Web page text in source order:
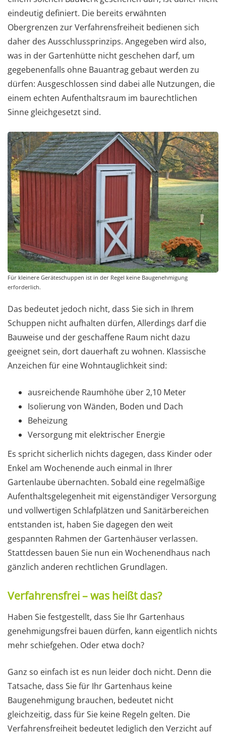
eindeutig definiert. Die bereits erwähnten
Obergrenzen zur Verfahrensfreiheit bedienen sich
daher des Ausschlussprinzips. Angegeben wird also,
was in der Gartenhütte nicht geschehen darf, um
gegebenenfalls ohne Bauantrag gebaut werden zu
dürfen: Ausgeschlossen sind dabei alle Nutzungen, die
einem echten Aufenthaltsraum im baurechtlichen
Sinne gleichgesetzt sind.
Für kleinere Geräteschuppen ist in der Regel keine Baugenehmigung
erforderlich.
Das bedeutet jedoch nicht, dass Sie sich in Ihrem
Schuppen nicht aufhalten dürfen, Allerdings darf die
Bauweise und der geschaffene Raum nicht dazu
geeignet sein, dort dauerhaft zu wohnen. Klassische
Anzeichen für eine Wohntauglichkeit sind:
ausreichende Raumhöhe über 2,10 Meter
Isolierung von Wänden, Boden und Dach
Beheizung
Versorgung mit elektrischer Energie
Es spricht sicherlich nichts dagegen, dass Kinder oder
Enkel am Wochenende auch einmal in Ihrer
Gartenlaube übernachten. Sobald eine regelmäßige
Aufenthaltsgelegenheit mit eigenständiger Versorgung
und vollwertigen Schlafplätzen und Sanitärbereichen
entstanden ist, haben Sie dagegen den weit
gespannten Rahmen der Gartenhäuser verlassen.
Stattdessen bauen Sie nun ein Wochenendhaus nach
gänzlich anderen rechtlichen Grundlagen.
Verfahrensfrei – was heißt das?
Haben Sie festgestellt, dass Sie Ihr Gartenhaus
genehmigungsfrei bauen dürfen, kann eigentlich nichts
mehr schiefgehen. Oder etwa doch?
Ganz so einfach ist es nun leider doch nicht. Denn die
Tatsache, dass Sie für Ihr Gartenhaus keine
Baugenehmigung brauchen, bedeutet nicht
gleichzeitig, dass für Sie keine Regeln gelten. Die
Verfahrensfreiheit bedeutet lediglich den Verzicht auf